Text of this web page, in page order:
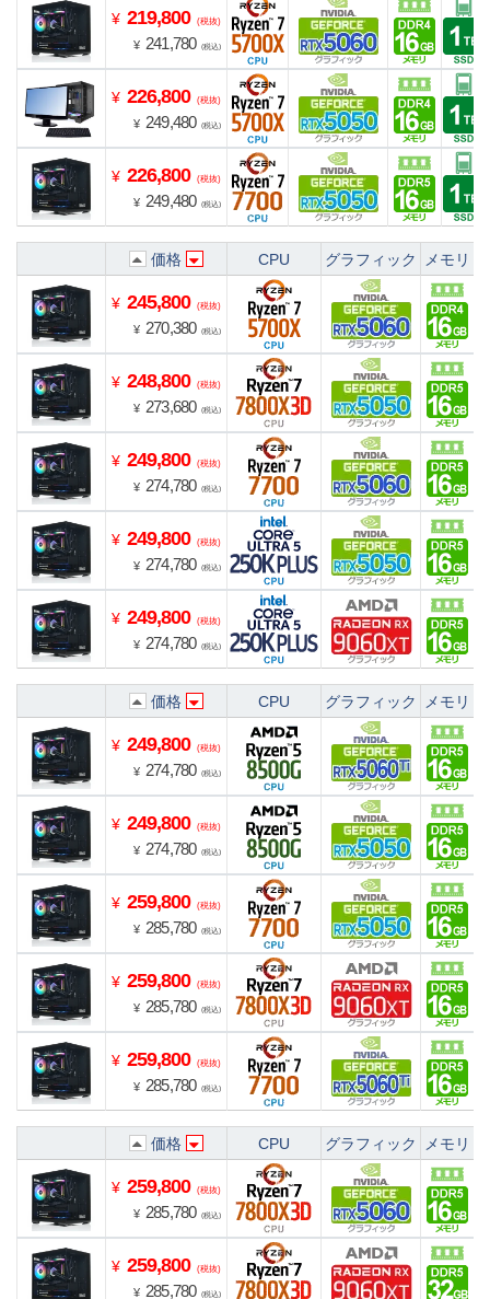
¥ 219,800 (税抜)
¥ 241,780 (税込)
¥ 226,800 (税抜)
¥ 249,480 (税込)
¥ 226,800 (税抜)
¥ 249,480 (税込)
価格 CPU グラフィック メモリ
¥ 245,800 (税抜)
¥ 270,380 (税込)
¥ 248,800 (税抜)
¥ 273,680 (税込)
¥ 249,800 (税抜)
¥ 274,780 (税込)
¥ 249,800 (税抜)
¥ 274,780 (税込)
¥ 249,800 (税抜)
¥ 274,780 (税込)
価格 CPU グラフィック メモリ
¥ 249,800 (税抜)
¥ 274,780 (税込)
¥ 249,800 (税抜)
¥ 274,780 (税込)
¥ 259,800 (税抜)
¥ 285,780 (税込)
¥ 259,800 (税抜)
¥ 285,780 (税込)
¥ 259,800 (税抜)
¥ 285,780 (税込)
価格 CPU グラフィック メモリ
¥ 259,800 (税抜)
¥ 285,780 (税込)
¥ 259,800 (税抜)
¥ 285,780 (税込)